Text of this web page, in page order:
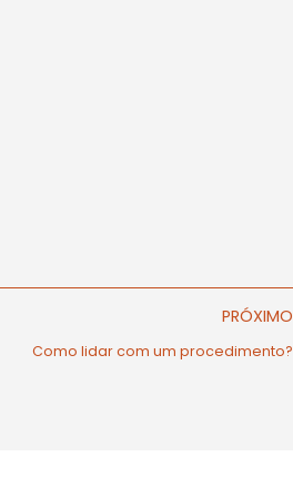
PRÓXIMO
Como lidar com um procedimento?